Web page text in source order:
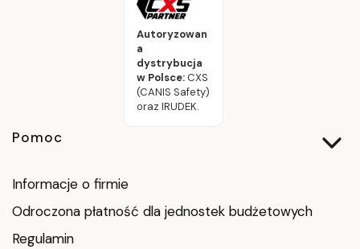
Autoryzowan
a
dystrybucja
w Polsce:CXS
(CANIS Safety)
oraz IRUDEK.
Linki w stopce
Pomoc
Informacje o firmie
Odroczona płatność dla jednostek budżetowych
Regulamin